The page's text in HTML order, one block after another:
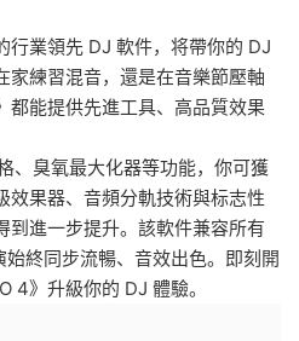
行業領先 DJ 軟件，将帶你的 DJ
家練習混音，還是在音樂節壓軸
都能提供先進工具、高品質效果
、臭氧最大化器等功能，你可獲
效果器、音頻分軌技術與标志性
到進一步提升。該軟件兼容所有
終同步流暢、音效出色。即刻開
4》升級你的 DJ 體驗。